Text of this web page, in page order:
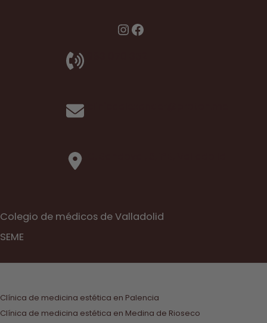
InstagramFacebook
Colegio de médicos de Valladolid
SEME
Clínica de medicina estética en Palencia
Clínica de medicina estética en Medina de Rioseco